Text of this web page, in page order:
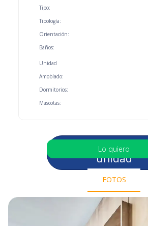
Tipo:
Tipología:
Orientación:
Baños:
Unidad
Amoblado:
Dormitorios:
Mascotas:
Selecciona otra
unidad
Lo quiero
FOTOS